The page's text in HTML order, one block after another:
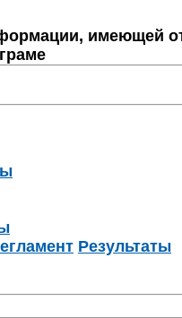
имеющей
Результаты